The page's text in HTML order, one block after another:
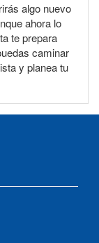
algo nuevo
ahora lo
te prepara
caminar
y planea tu